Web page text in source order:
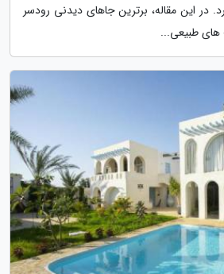
در این مقاله، برترین جاهای دیدنی رودسر
های طبیعی...